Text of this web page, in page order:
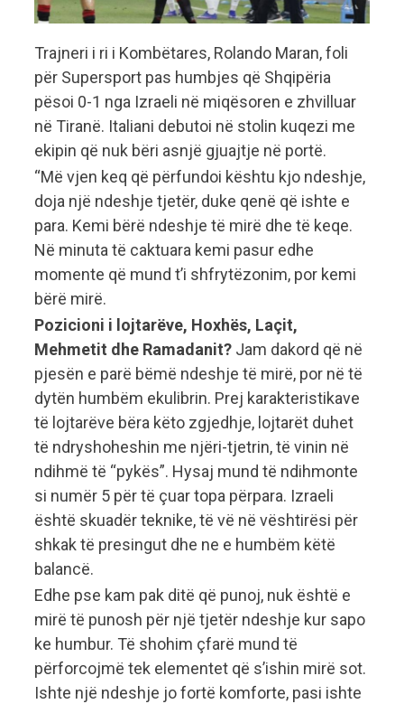
Trajneri i ri i Kombëtares, Rolando Maran, foli
për Supersport pas humbjes që Shqipëria
pësoi 0-1 nga Izraeli në miqësoren e zhvilluar
në Tiranë. Italiani debutoi në stolin kuqezi me
ekipin që nuk bëri asnjë gjuajtje në portë.
“Më vjen keq që përfundoi kështu kjo ndeshje,
doja një ndeshje tjetër, duke qenë që ishte e
para. Kemi bërë ndeshje të mirë dhe të keqe.
Në minuta të caktuara kemi pasur edhe
momente që mund t’i shfrytëzonim, por kemi
bërë mirë.
Pozicioni i lojtarëve, Hoxhës, Laçit,
Mehmetit dhe Ramadanit? Jam dakord që në
pjesën e parë bëmë ndeshje të mirë, por në të
dytën humbëm ekulibrin. Prej karakteristikave
të lojtarëve bëra këto zgjedhje, lojtarët duhet
të ndryshoheshin me njëri-tjetrin, të vinin në
ndihmë të “pykës”. Hysaj mund të ndihmonte
si numër 5 për të çuar topa përpara. Izraeli
është skuadër teknike, të vë në vështirësi për
shkak të presingut dhe ne e humbëm këtë
balancë.
Edhe pse kam pak ditë që punoj, nuk është e
mirë të punosh për një tjetër ndeshje kur sapo
ke humbur. Të shohim çfarë mund të
përforcojmë tek elementet që s’ishin mirë sot.
Ishte një ndeshje jo fortë komforte, pasi ishte